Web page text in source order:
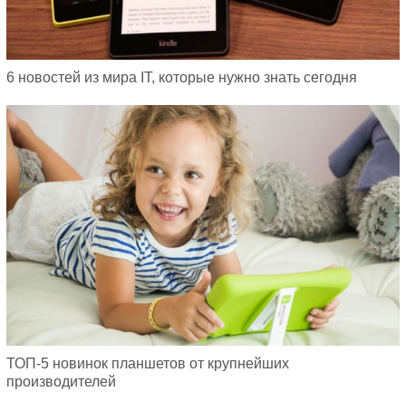
6 новостей из мира IT, которые нужно знать сегодня
ТОП-5 новинок планшетов от крупнейших
производителей